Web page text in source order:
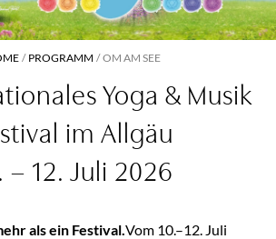
PROGRAMM OM AM SEE
Yoga & Musik
im Allgäu
– 12. Juli 2026
als ein Festival. Vom 10.–12. Juli